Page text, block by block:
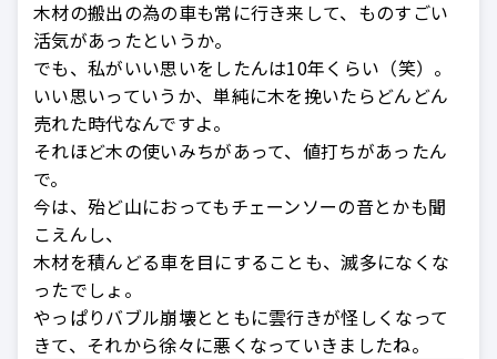
木材の搬出の為の車も常に行き来して、ものすごい
活気があったというか。
でも、私がいい思いをしたんは10年くらい（笑）。
いい思いっていうか、単純に木を挽いたらどんどん
売れた時代なんですよ。
それほど木の使いみちがあって、値打ちがあったん
で。
今は、殆ど山におってもチェーンソーの音とかも聞
こえんし、
木材を積んどる車を目にすることも、滅多になくな
ったでしょ。
やっぱりバブル崩壊とともに雲行きが怪しくなって
きて、それから徐々に悪くなっていきましたね。